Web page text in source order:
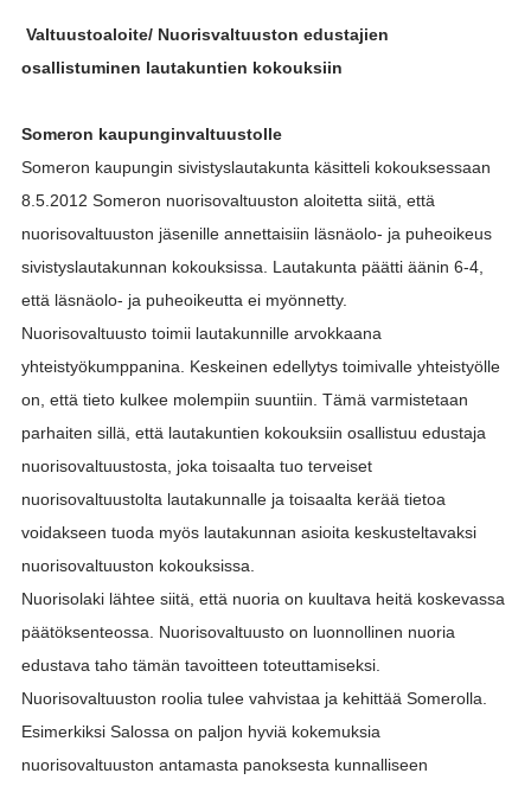
Valtuustoaloite/ Nuorisvaltuuston edustajien
osallistuminen lautakuntien kokouksiin
Someron kaupunginvaltuustolle
Someron kaupungin sivistyslautakunta käsitteli kokouksessaan
8.5.2012 Someron nuorisovaltuuston aloitetta siitä, että
nuorisovaltuuston jäsenille annettaisiin läsnäolo- ja puheoikeus
sivistyslautakunnan kokouksissa. Lautakunta päätti äänin 6-4,
että läsnäolo- ja puheoikeutta ei myönnetty.
Nuorisovaltuusto toimii lautakunnille arvokkaana
yhteistyökumppanina. Keskeinen edellytys toimivalle yhteistyölle
on, että tieto kulkee molempiin suuntiin. Tämä varmistetaan
parhaiten sillä, että lautakuntien kokouksiin osallistuu edustaja
nuorisovaltuustosta, joka toisaalta tuo terveiset
nuorisovaltuustolta lautakunnalle ja toisaalta kerää tietoa
voidakseen tuoda myös lautakunnan asioita keskusteltavaksi
nuorisovaltuuston kokouksissa.
Nuorisolaki lähtee siitä, että nuoria on kuultava heitä koskevassa
päätöksenteossa. Nuorisovaltuusto on luonnollinen nuoria
edustava taho tämän tavoitteen toteuttamiseksi.
Nuorisovaltuuston roolia tulee vahvistaa ja kehittää Somerolla.
Esimerkiksi Salossa on paljon hyviä kokemuksia
nuorisovaltuuston antamasta panoksesta kunnalliseen